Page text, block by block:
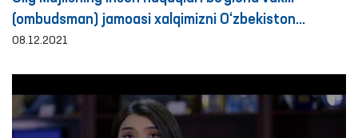
(ombudsman) jamoasi xalqimizni O‘zbekiston
Respublikasi Konstitutsiyasining 29 yilligi bilan
08.12.2021